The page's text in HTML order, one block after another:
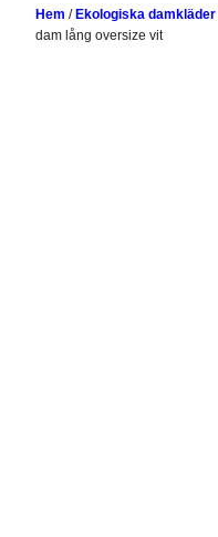
Hem / Ekologiska damkläder
dam lång oversize vit